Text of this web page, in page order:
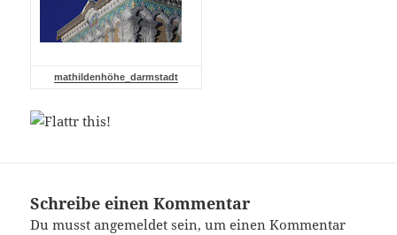
mathildenhöhe_darmstadt
Schreibe einen Kommentar
Du musstangemeldet sein, um einen Kommentar